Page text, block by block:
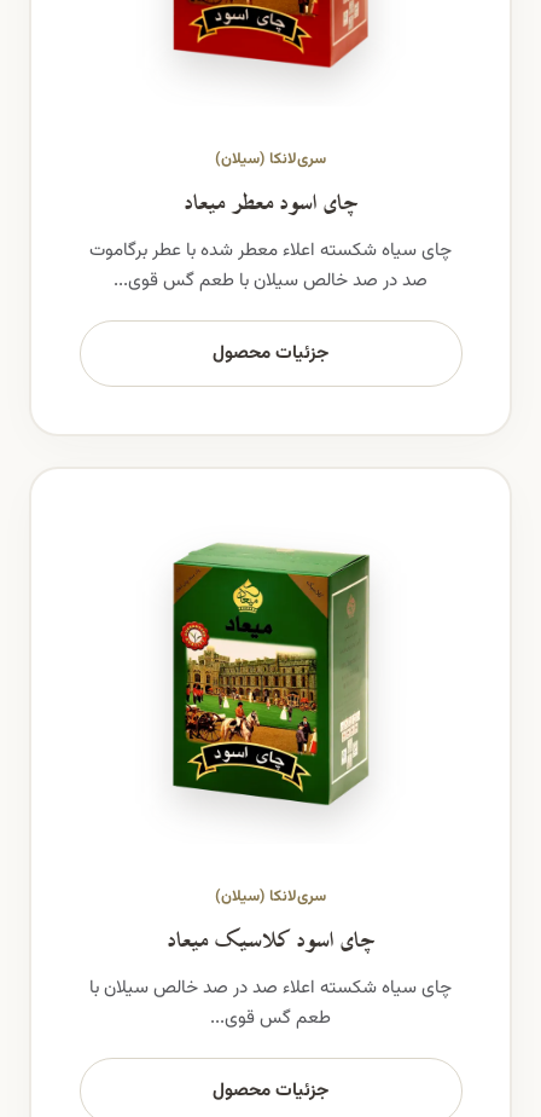
سری‌لانکا (سیلان)
چای اسود معطر میعاد
چای سیاه شکسته اعلاء معطر شده با عطر برگاموت
صد در صد خالص سیلان با طعم گس قوی...
جزئیات محصول
سری‌لانکا (سیلان)
چای اسود کلاسیک میعاد
چای سیاه شکسته اعلاء صد در صد خالص سیلان با
طعم گس قوی...
جزئیات محصول